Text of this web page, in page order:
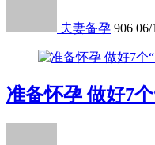
夫妻备孕 906 06/
准备怀孕 做好7个